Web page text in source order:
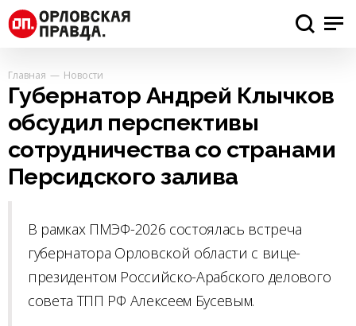
Главная Новости
Губернатор Андрей Клычков
обсудил перспективы
сотрудничества со странами
Персидского залива
В рамках ПМЭФ-2026 состоялась встреча
губернатора Орловской области с вице-
президентом Российско-Арабского делового
совета ТПП РФ Алексеем Бусевым.